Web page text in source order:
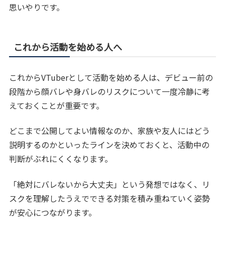
思いやりです。
これから活動を始める人へ
これからVTuberとして活動を始める人は、デビュー前の
段階から顔バレや身バレのリスクについて一度冷静に考
えておくことが重要です。
どこまで公開してよい情報なのか、家族や友人にはどう
説明するのかといったラインを決めておくと、活動中の
判断がぶれにくくなります。
「絶対にバレないから大丈夫」という発想ではなく、リ
スクを理解したうえでできる対策を積み重ねていく姿勢
が安心につながります。